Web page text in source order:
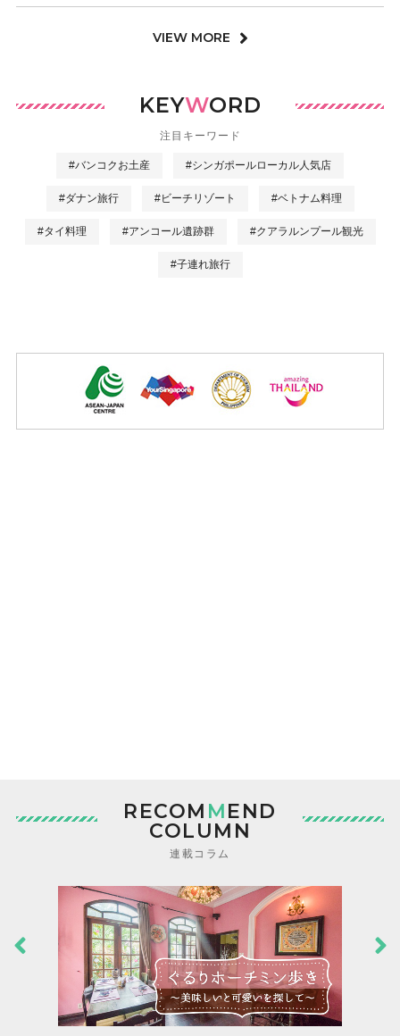
VIEW MORE
KEYWORD
注目キーワード
#バンコクお土産 #シンガポールローカル人気店
#ダナン旅行 #ビーチリゾート #ベトナム料理
#タイ料理 #アンコール遺跡群 #クアラルンプール観光
#子連れ旅行
RECOM MEND
COLUMN
連載コラム